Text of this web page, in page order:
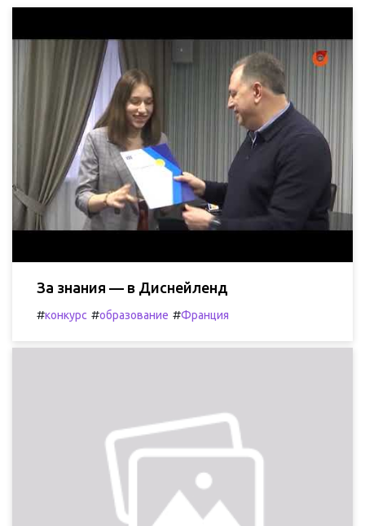
За знания — в Диснейленд
#конкурс #образование #Франция